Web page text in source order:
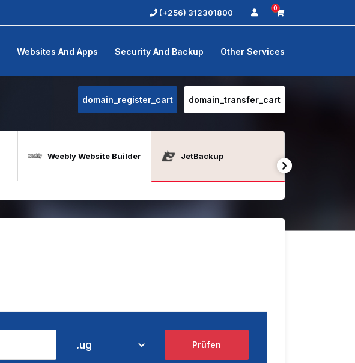
(+256) 312301800 0
Websites And Apps Security And Backup Other Services
domain_register_cart domain_transfer_cart
Weebly Website Builder JetBackup
Prüfen